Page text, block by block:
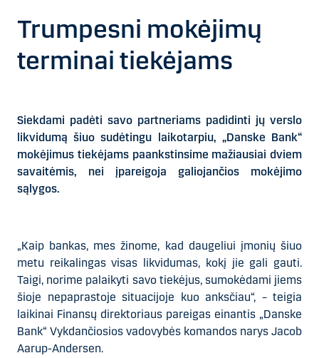
Trumpesni mokėjimų
terminai tiekėjams
Siekdami padėti savo partneriams padidinti jų verslo
likvidumą šiuo sudėtingu laikotarpiu, „Danske Bank“
mokėjimus tiekėjams paankstinsime mažiausiai dviem
savaitėmis, nei įpareigoja galiojančios mokėjimo
sąlygos.
„Kaip bankas, mes žinome, kad daugeliui įmonių šiuo
metu reikalingas visas likvidumas, kokį jie gali gauti.
Taigi, norime palaikyti savo tiekėjus, sumokėdami jiems
šioje nepaprastoje situacijoje kuo anksčiau“, – teigia
laikinai Finansų direktoriaus pareigas einantis „Danske
Bank“ Vykdančiosios vadovybės komandos narys Jacob
Aarup-Andersen.